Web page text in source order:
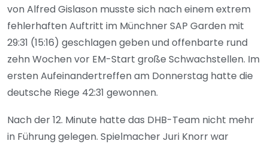
von Alfred Gislason musste sich nach einem extrem
fehlerhaften Auftritt im Münchner SAP Garden mit
29:31 (15:16) geschlagen geben und offenbarte rund
zehn Wochen vor EM-Start große Schwachstellen. Im
ersten Aufeinandertreffen am Donnerstag hatte die
deutsche Riege 42:31 gewonnen.
Nach der 12. Minute hatte das DHB-Team nicht mehr
in Führung gelegen. Spielmacher Juri Knorr war